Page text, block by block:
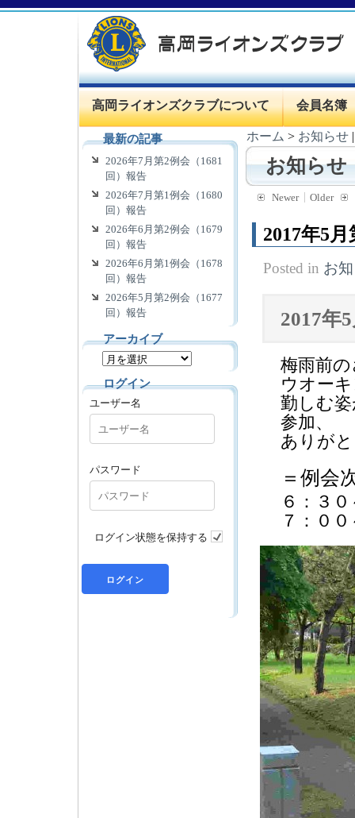
高岡ライオンズクラブについて 会員名簿
ホーム > お知らせ
お知らせ
Newer Older
2017年5
Posted in お
2017年
梅雨前
ウオー
勤しむ
参加、
ありが
＝例会
６：３
７：０
最新の記事
2026年7月第2例会（1681
回）報告
2026年7月第1例会（1680
回）報告
2026年6月第2例会（1679
回）報告
2026年6月第1例会（1678
回）報告
2026年5月第2例会（1677
回）報告
アーカイブ
ログイン
ユーザー名
パスワード
ログイン状態を保持する